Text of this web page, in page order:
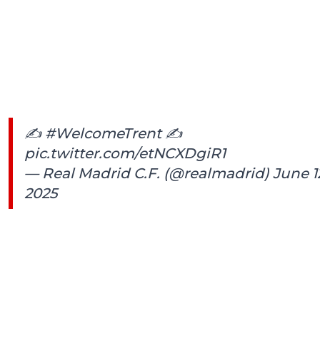
✍️ #WelcomeTrent✍️
pic.twitter.com/etNCXDgiR1
— Real Madrid C.F. (@realmadrid) June
2025